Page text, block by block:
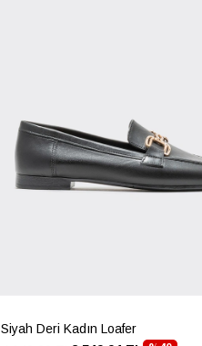
Siyah Deri Kadın Loafer